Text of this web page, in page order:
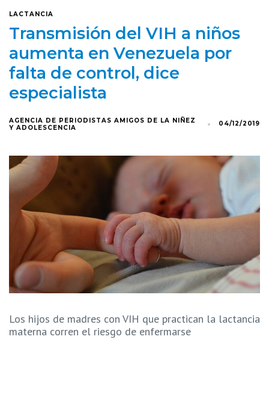
LACTANCIA
Transmisión del VIH a niños
aumenta en Venezuela por
falta de control, dice
especialista
AGENCIA DE PERIODISTAS AMIGOS DE LA NIÑEZ
Y ADOLESCENCIA
04/12/2019
Los hijos de madres con VIH que practican la lactancia
materna corren el riesgo de enfermarse